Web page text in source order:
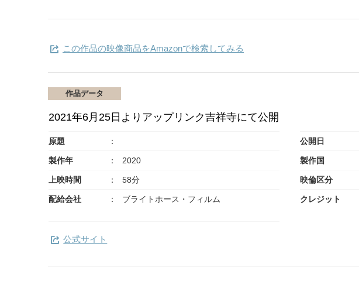
この作品の映像商品をAmazonで検索してみる
作品データ
2021年6月25日よりアップリンク吉祥寺にて公開
原題 公開日
製作年 2020 製作国
上映時間 58分 映倫区分
配給会社 ブライトホース・フィルム クレジット
公式サイト